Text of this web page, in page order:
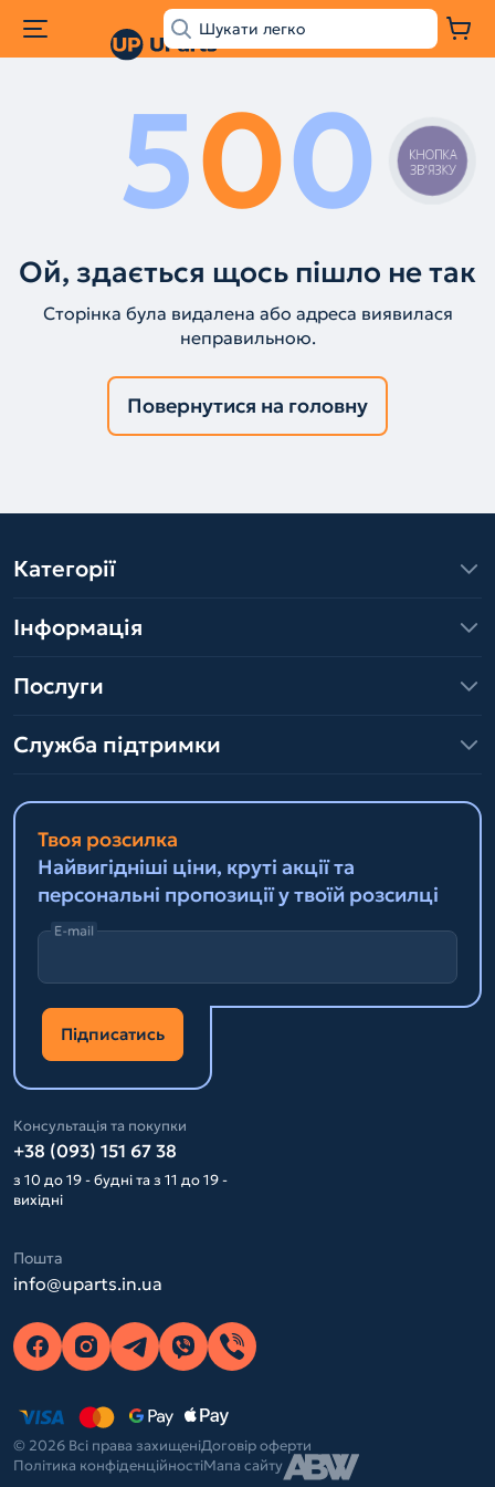
500
Ой, здається щось пішло не так
Сторінка була видалена або адреса виявилася
неправильною.
Повернутися на головну
Категорії
Інформація
Послуги
Служба підтримки
Твоя розсилка
Найвигідніші ціни, круті акції та
персональні пропозиції у твоїй розсилці
E-mail
Підписатись
Консультація та покупки
+38 (093) 151 67 38
з 10 до 19 - будні та з 11 до 19 -
вихідні
Пошта
info@uparts.in.ua
© 2026 Всі права захищеніДоговір оферти
Політика конфіденційностіМапа сайту
КНОПКА
ЗВ'ЯЗКУ